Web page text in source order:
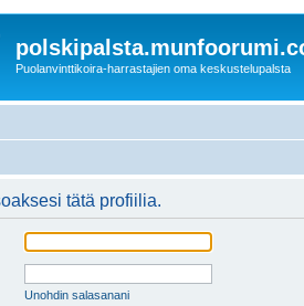
Puolanvinttikoira-harrastajien oma keskustelupalsta
tätä profiilia.
Unohdin salasanani